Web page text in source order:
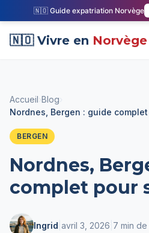
🇳🇴 Guide expatriation Norvège
🇳🇴 Vivre en Norvège
Accueil Blog
Nordnes, Bergen : guide
BERGEN
Nordnes,
complet pour
Ingrid avril 3, 2026 7 min